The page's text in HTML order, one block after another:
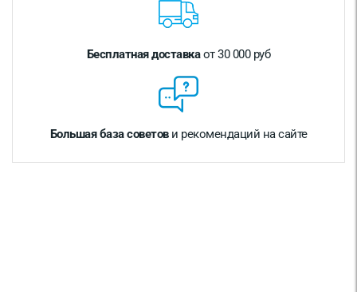
Бесплатная доставкаот 30 000 руб
Большая база советови рекомендаций на сайте